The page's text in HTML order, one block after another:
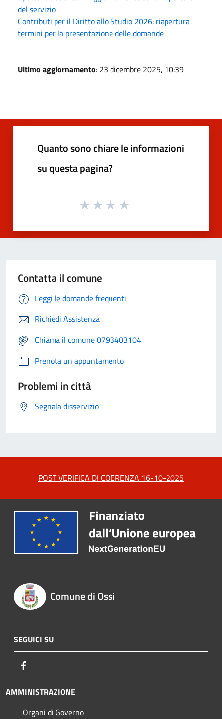
del servizio
Contributi per il Diritto allo Studio 2026: riapertura
termini per la presentazione delle domande
Ultimo aggiornamento: 23 dicembre 2025, 10:39
Quanto sono chiare le informazioni
su questa pagina?
Contatta il comune
Leggi le domande frequenti
Richiedi Assistenza
Chiama il comune 0793403104
Prenota un appuntamento
Problemi in città
Segnala disservizio
POST VERIFICA DI COERENZA 16-10-2025
Comune di Ossi
SEGUICI SU
AMMINISTRAZIONE
Organi di Governo